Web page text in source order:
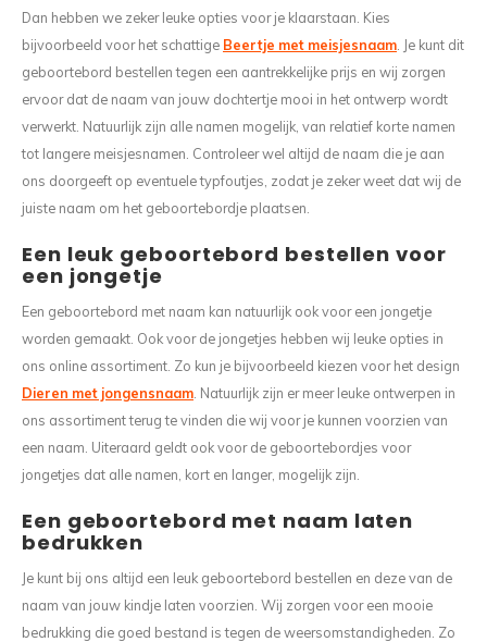
Dan hebben we zeker leuke opties voor je klaarstaan. Kies
bijvoorbeeld voor het schattige Beertje met meisjesnaam . Je kunt dit
geboortebord bestellen tegen een aantrekkelijke prijs en wij zorgen
ervoor dat de naam van jouw dochtertje mooi in het ontwerp wordt
verwerkt. Natuurlijk zijn alle namen mogelijk, van relatief korte namen
tot langere meisjesnamen. Controleer wel altijd de naam die je aan
ons doorgeeft op eventuele typfoutjes, zodat je zeker weet dat wij de
juiste naam om het geboortebordje plaatsen.
Een leuk geboortebord bestellen voor
een jongetje
Een geboortebord met naam kan natuurlijk ook voor een jongetje
worden gemaakt. Ook voor de jongetjes hebben wij leuke opties in
ons online assortiment. Zo kun je bijvoorbeeld kiezen voor het design
Dieren met jongensnaam . Natuurlijk zijn er meer leuke ontwerpen in
ons assortiment terug te vinden die wij voor je kunnen voorzien van
een naam. Uiteraard geldt ook voor de geboortebordjes voor
jongetjes dat alle namen, kort en langer, mogelijk zijn.
Een geboortebord met naam laten
bedrukken
Je kunt bij ons altijd een leuk geboortebord bestellen en deze van de
naam van jouw kindje laten voorzien. Wij zorgen voor een mooie
bedrukking die goed bestand is tegen de weersomstandigheden. Zo